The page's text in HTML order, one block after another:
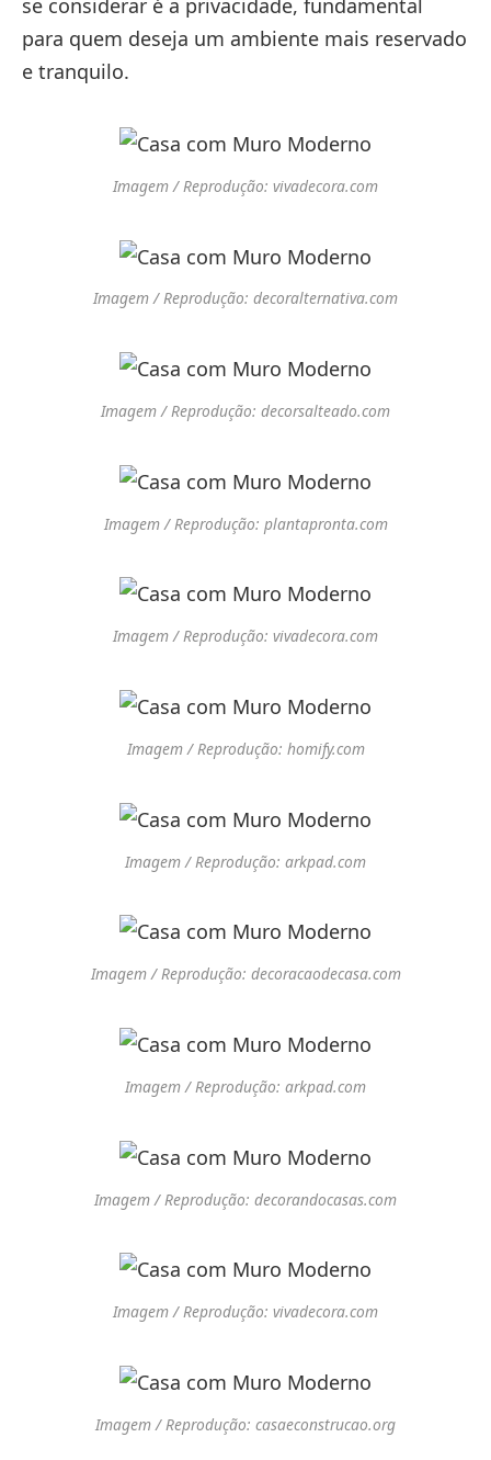
se considerar é a privacidade, fundamental
para quem deseja um ambiente mais reservado
e tranquilo.
Imagem / Reprodução: vivadecora.com
Imagem / Reprodução: decoralternativa.com
Imagem / Reprodução: decorsalteado.com
Imagem / Reprodução: plantapronta.com
Imagem / Reprodução: vivadecora.com
Imagem / Reprodução: homify.com
Imagem / Reprodução: arkpad.com
Imagem / Reprodução: decoracaodecasa.com
Imagem / Reprodução: arkpad.com
Imagem / Reprodução: decorandocasas.com
Imagem / Reprodução: vivadecora.com
Imagem / Reprodução: casaeconstrucao.org